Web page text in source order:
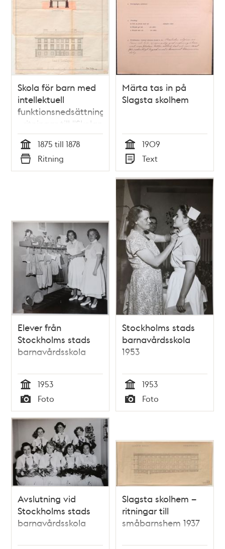
Skola för barn med
intellektuell
funktionsnedsättning
- ritningar till "Skolan
för sinnesslöa barn"
1875-1878
Tid
1875 till 1878
Typ
Ritning
Märta tas in på
Slagsta skolhem
Tid
1909
Typ
Text
Elever från
Stockholms stads
barnavårdsskola
Tid
1953
Typ
Foto
Stockholms stads
barnavårdsskola
1953
Tid
1953
Typ
Foto
Avslutning vid
Stockholms stads
barnavårdsskola
Slagsta skolhem –
ritningar till
småbarnshem 1937